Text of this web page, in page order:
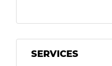
SERVICES